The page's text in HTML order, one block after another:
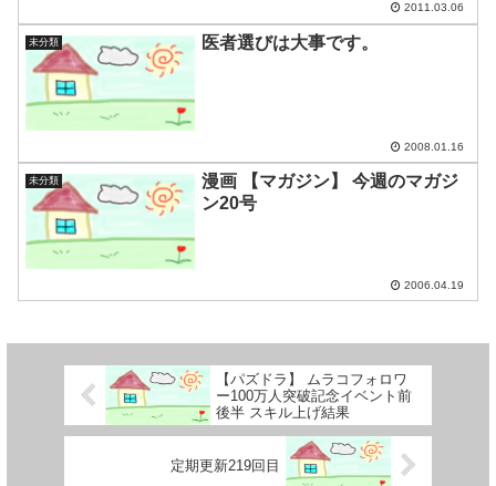
2011.03.06
未分類 医者選びは大事です。
2008.01.16
未分類
漫画 【マガジン】 今週のマガジ
ン20号
2006.04.19
【パズドラ】 ムラコフォロワ
ー100万人突破記念イベント前
後半 スキル上げ結果
定期更新219回目